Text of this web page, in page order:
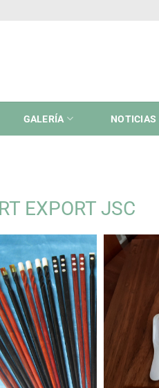
GALERÍA NOTICIAS
EXPORT JSC